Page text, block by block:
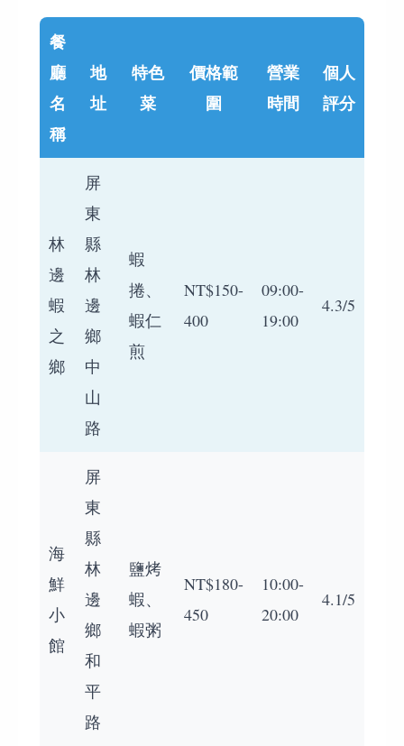
餐
廳
名
稱
地
址
特色
菜
價格範
圍
營業
時間
個人
評分
林
邊
蝦
之
鄉
屏
東
縣
林
邊
鄉
中
山
路
蝦
捲、
蝦仁
煎
NT$150-
400
09:00-
19:00
4.3/5
海
鮮
小
館
屏
東
縣
林
邊
鄉
和
平
路
鹽烤
蝦、
蝦粥
NT$180-
450
10:00-
20:00
4.1/5